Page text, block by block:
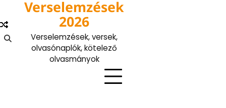
content
Verselemzések
2026
Verselemzések, versek,
olvasónaplók, kötelező
olvasmányok